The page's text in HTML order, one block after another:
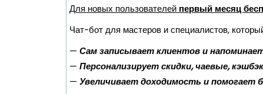
Для новых пользователей первый месяц
Чат-бот для мастеров и специалистов,
— Сам записывает клиентов и
— Персонализирует скидки, чаевые,
— Увеличивает доходимость и помогает